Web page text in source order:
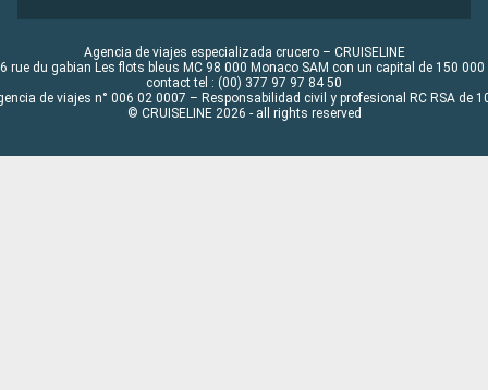
Agencia de viajes especializada crucero – CRUISELINE
rue du gabian Les flots bleus MC 98 000 Monaco SAM con un capital de 150 000
contact tel : (00) 377 97 97 84 50
de viajes n° 006 02 0007 – Responsabilidad civil y profesional RC RSA de
© CRUISELINE 2026 - all rights reserved